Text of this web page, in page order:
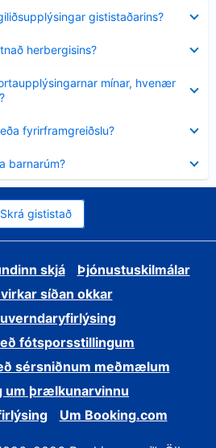
gististaðarins?
herbergisins?
mínar, hvenær
fyrirframgreiðslu?
barnarúm?
Skrá gististað
skjá
Þjónustuskilmálar
síðan okkar
fótsporsstillingum
sérsniðnum meðmælum
um þrælkunarvinnu
Um Booking.com